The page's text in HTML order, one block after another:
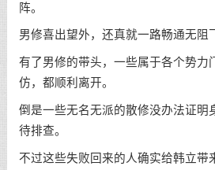
阵。
男修喜出望外，还真就一路畅通无阻
有了男修的带头，一些属于各个势力
仿，都顺利离开。
倒是一些无名无派的散修没办法证明
待排查。
不过这些失败回来的人确实给韩立带